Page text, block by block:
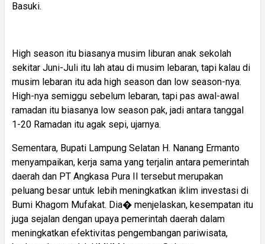
Basuki.
High season itu biasanya musim liburan anak sekolah
sekitar Juni-Juli itu lah atau di musim lebaran, tapi kalau di
musim lebaran itu ada high season dan low season-nya.
High-nya semiggu sebelum lebaran, tapi pas awal-awal
ramadan itu biasanya low season pak, jadi antara tanggal
1-20 Ramadan itu agak sepi, ujarnya.
Sementara, Bupati Lampung Selatan H. Nanang Ermanto
menyampaikan, kerja sama yang terjalin antara pemerintah
daerah dan PT Angkasa Pura II tersebut merupakan
peluang besar untuk lebih meningkatkan iklim investasi di
Bumi Khagom Mufakat. Dia� menjelaskan, kesempatan itu
juga sejalan dengan upaya pemerintah daerah dalam
meningkatkan efektivitas pengembangan pariwisata,